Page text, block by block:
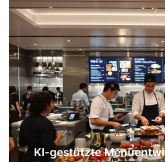
KI-gestützte